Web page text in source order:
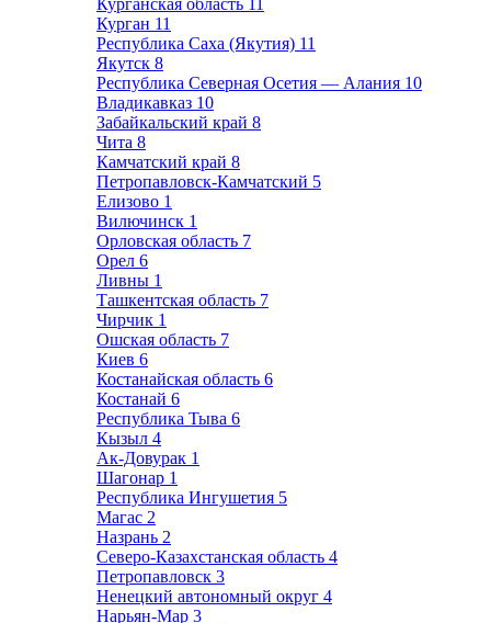
Курганская область 11
Курган 11
Республика Саха (Якутия) 11
Якутск 8
Республика Северная Осетия — Алания 10
Владикавказ 10
Забайкальский край 8
Чита 8
Камчатский край 8
Петропавловск-Камчатский 5
Елизово 1
Вилючинск 1
Орловская область 7
Орел 6
Ливны 1
Ташкентская область 7
Чирчик 1
Ошская область 7
Киев 6
Костанайская область 6
Костанай 6
Республика Тыва 6
Кызыл 4
Ак-Довурак 1
Шагонар 1
Республика Ингушетия 5
Магас 2
Назрань 2
Северо-Казахстанская область 4
Петропавловск 3
Ненецкий автономный округ 4
Нарьян-Мар 3